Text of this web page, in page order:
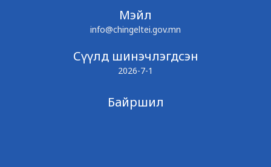
Мэйл
info@chingeltei.gov.mn
Сүүлд шинэчлэгдсэн
2026-7-1
Байршил